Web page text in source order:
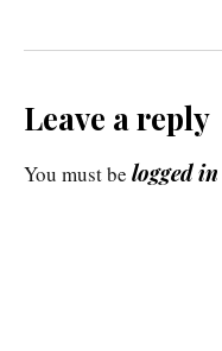
Leave a reply
You must be logged in